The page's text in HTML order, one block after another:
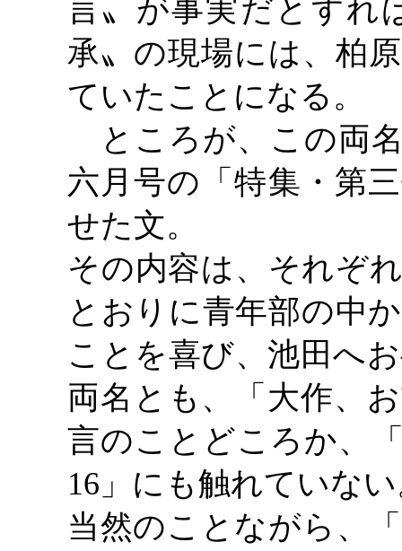
言〟が事実だとすれ
承〟の現場には、柏
ていたことになる。
ところが、この両
六月号の「特集・第
せた文。
その内容は、それぞ
とおりに青年部の中
ことを喜び、池田へ
両名とも、「大作、
言のことどころか、
16」にも触れていな
当然のことながら、